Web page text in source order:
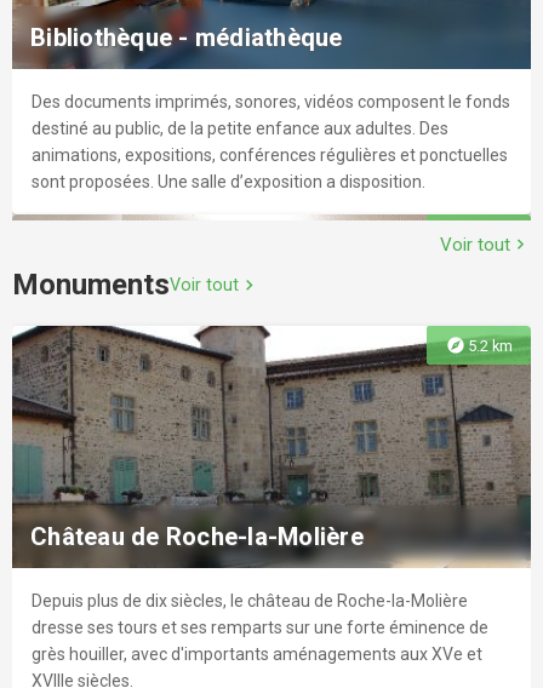
Bibliothèque - médiathèque
Des documents imprimés, sonores, vidéos composent le fonds
destiné au public, de la petite enfance aux adultes. Des
animations, expositions, conférences régulières et ponctuelles
sont proposées. Une salle d’exposition a disposition.
explore
Bibliothèque universitaire Santé
Médecine générale, médecine spécialisée, anatomie,
cardiologie, psychologie, physiologie, biochimie, biophysique...
explore
Voir tout chevron_right
MonumentsVoir tout chevron_right
explore5.2 km
Château de Roche-la-Molière
Depuis plus de dix siècles, le château de Roche-la-Molière
dresse ses tours et ses remparts sur une forte éminence de
grès houiller, avec d'importants aménagements aux XVe et
XVIIIe siècles.